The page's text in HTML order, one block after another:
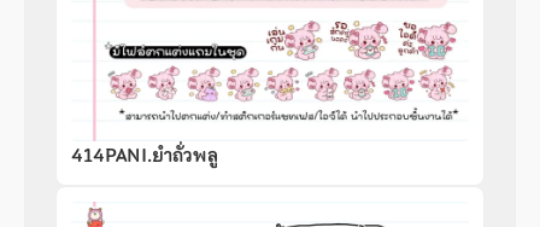
414PANI.ยำถั่วพลู